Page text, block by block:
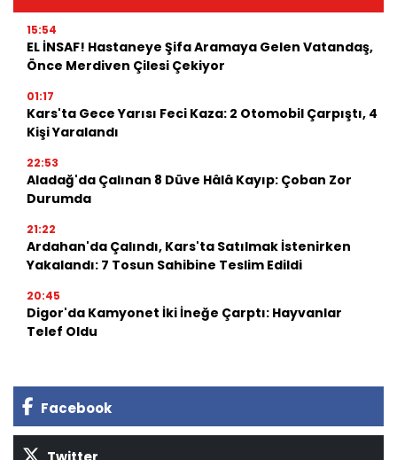
15:54
EL İNSAF! Hastaneye Şifa Aramaya Gelen Vatandaş,
Önce Merdiven Çilesi Çekiyor
01:17
Kars'ta Gece Yarısı Feci Kaza: 2 Otomobil Çarpıştı, 4
Kişi Yaralandı
22:53
Aladağ'da Çalınan 8 Düve Hâlâ Kayıp: Çoban Zor
Durumda
21:22
Ardahan'da Çalındı, Kars'ta Satılmak İstenirken
Yakalandı: 7 Tosun Sahibine Teslim Edildi
20:45
Digor'da Kamyonet İki İneğe Çarptı: Hayvanlar
Telef Oldu
Facebook